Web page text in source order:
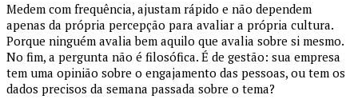
Medem com frequência, ajustam rápido e não dependem
apenas da própria percepção para avaliar a própria cultura.
Porque ninguém avalia bem aquilo que avalia sobre si mesmo.
No fim, a pergunta não é filosófica. É de gestão: sua empresa
tem uma opinião sobre o engajamento das pessoas, ou tem os
dados precisos da semana passada sobre o tema?